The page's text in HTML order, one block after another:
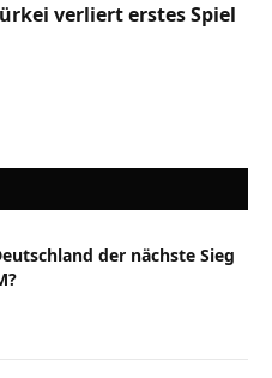
verliert erstes Spiel
der nächste Sieg